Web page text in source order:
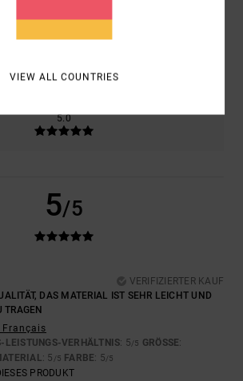
5.0
5/5
VERIFIZIERTER KAUF
DAS MATERIAL IST SEHR LEICHT UND
LEISTUNGS-VERHÄLTNIS: 5/5 GRÖSSE :
: 5 /5 FARBE: 5/5
PRODUKT
VIEW ALL COUNTRIES